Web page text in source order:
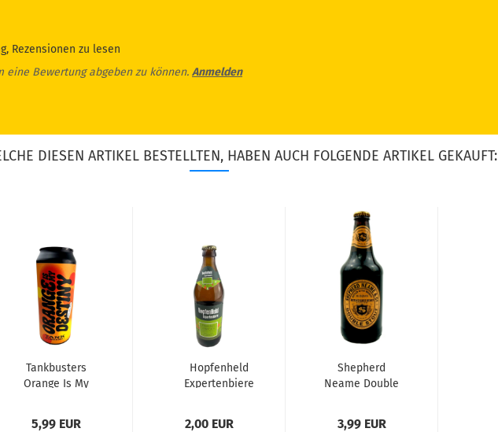
Rezensionen zu lesen
eine Bewertung abgeben zu können. Anmelden
DIESEN ARTIKEL BESTELLTEN, HABEN AUCH FOLGENDE ARTIKEL GEKAUFT:
Tankbusters
Orange Is My
5,99 EUR
Hopfenheld
Expertenbiere
2,00 EUR
Shepherd
Neame Double
3,99 EUR